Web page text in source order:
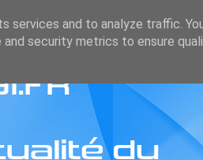
services and to analyze traffic.
security metrics to ensure